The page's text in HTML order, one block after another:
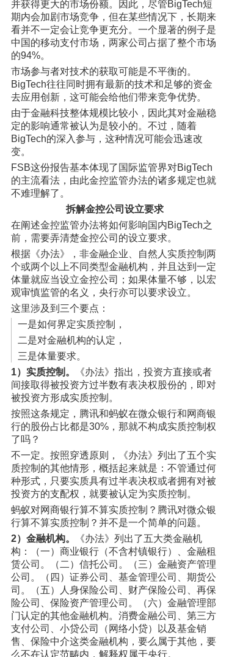
并获得更大的市场份额。因此，尽管BigTech短
期内会加剧市场竞争，但在某些情况下，长期来
看并不一定会让竞争更充分。一个显著的例子是
中国的移动支付市场，两家公司占据了整个市场
的94%。
市场参与者对技术的获取可能是不平衡的。
BigTech往往同时拥有最新的技术和足够的资金
去应用创新，这可能会给他们带来竞争优势。
由于金融科技整体规模比较小，因此其对金融稳
定的影响通常被认为是较小的。不过，随着
BigTech的深入参与，这种情况可能会迅速改
变。
FSB这份报告基本体现了国际监管界对BigTech
的主流看法，由此金控监管办法的诸多规定也就
不难理解了。
拆解金控公司设立要求
在阐述金控监管办法将如何影响国内BigTech之
前，需要弄清楚金控公司的设立要求。
根据《办法》，非金融企业、自然人实质控制两
个或两个以上不同类型金融机构，并且达到一定
体量就应当设立金控公司；如果体量不够，以宏
观审慎监管的名义，央行亦可以要求设立。
这里涉及到三个要点：
一是如何界定实质控制，
二是对金融机构的认定，
三是体量要求。
1）实质控制。
《办法》指出，投资方直接或者
间接取得被投资方过半数有表决权股份的，即对
被投资方形成实质控制。
按照这条规定，腾讯和蚂蚁在微众银行和网商银
行的股份占比都是30%，那就不构成实质控制权
了吗？
不一定。按照穿透原则，《办法》列出了五个实
质控制的其他情形，概括起来就是：不管通过何
种形式，只要实质具有过半表决权或者拥有对被
投资方的支配权，就要被认定为实质控制。
蚂蚁对网商银行算不算实质控制？腾讯对微众银
行算不算实质控制？并不是一个简单的问题。
2）金融机构。
《办法》列出了五大类金融机
构：（一）商业银行（不含村镇银行）、金融租
赁公司。（二）信托公司。（三）金融资产管理
公司。（四）证券公司、基金管理公司、期货公
司。（五）人身保险公司、财产保险公司、再保
险公司、保险资产管理公司。（六）金融管理部
门认定的其他金融机构。消费金融公司、第三方
支付公司、小贷公司（网络小贷）以及基金销
售、保险中介这类金融机构，要么属于其他，要
么不在认定范畴内，解释权属于央行。